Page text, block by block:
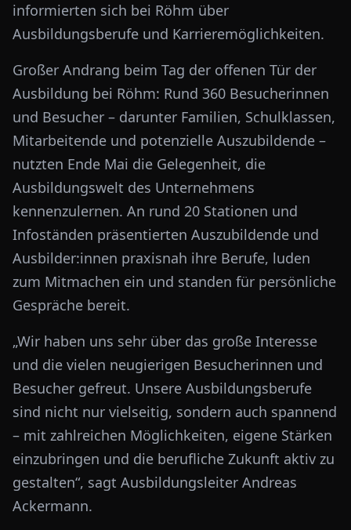
informierten sich bei Röhm über
Ausbildungsberufe und Karrieremöglichkeiten.
Großer Andrang beim Tag der offenen Tür der
Ausbildung bei Röhm: Rund 360 Besucherinnen
und Besucher – darunter Familien, Schulklassen,
Mitarbeitende und potenzielle Auszubildende –
nutzten Ende Mai die Gelegenheit, die
Ausbildungswelt des Unternehmens
kennenzulernen. An rund 20 Stationen und
Infoständen präsentierten Auszubildende und
Ausbilder:innen praxisnah ihre Berufe, luden
zum Mitmachen ein und standen für persönliche
Gespräche bereit.
„Wir haben uns sehr über das große Interesse
und die vielen neugierigen Besucherinnen und
Besucher gefreut. Unsere Ausbildungsberufe
sind nicht nur vielseitig, sondern auch spannend
– mit zahlreichen Möglichkeiten, eigene Stärken
einzubringen und die berufliche Zukunft aktiv zu
gestalten“, sagt Ausbildungsleiter Andreas
Ackermann.